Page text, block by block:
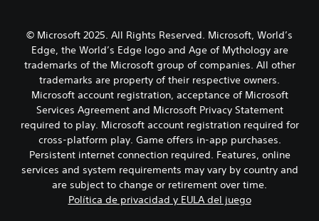
© Microsoft 2025. All Rights Reserved. Microsoft, World’s
Edge, the World’s Edge logo and Age of Mythology are
trademarks of the Microsoft group of companies. All other
trademarks are property of their respective owners.
Microsoft account registration, acceptance of Microsoft
Services Agreement and Microsoft Privacy Statement
required to play. Microsoft account registration required for
cross-platform play. Game offers in-app purchases.
Persistent internet connection required. Features, online
services and system requirements may vary by country and
are subject to change or retirement over time.
Política de privacidad y EULA del juego